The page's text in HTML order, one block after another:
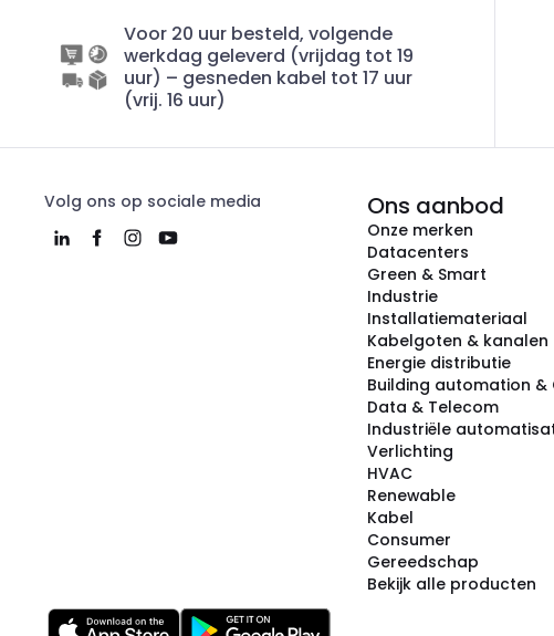
Voor 20 uur besteld, volgende
werkdag geleverd (vrijdag tot 19
uur) – gesneden kabel tot 17 uur
(vrij. 16 uur)
Volg ons op sociale media Ons aanbod
Onze merken
Datacenters
Green & Smart
Industrie
Installatiemateriaal
Kabelgoten & kanalen
Energie distributie
Building automation &
Data & Telecom
Industriële
Verlichting
HVAC
Renewable
Kabel
Consumer
Gereedschap
Bekijk alle producten